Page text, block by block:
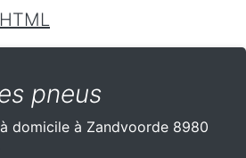
HTML
pneus
domicile à Zandvoorde 8980